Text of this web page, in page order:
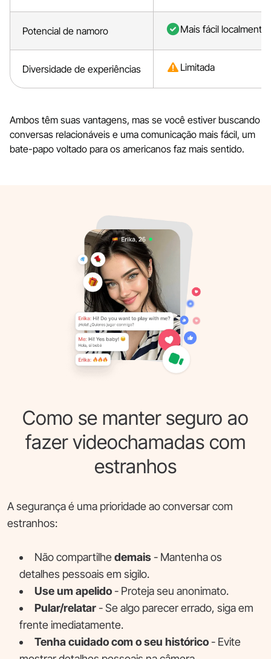
Potencial de namoro Mais fácil localmente
Diversidade de experiências Limitada
Ambos têm suas vantagens, mas se você estiver buscando
conversas relacionáveis e uma comunicação mais fácil, um
bate-papo voltado para os americanos faz mais sentido.
Como se manter seguro ao
fazer videochamadas com
estranhos
A segurança é uma prioridade ao conversar com
estranhos:
Não compartilhe demais - Mantenha os
detalhes pessoais em sigilo.
Use um apelido- Proteja seu anonimato.
Pular/relatar- Se algo parecer errado, siga em
frente imediatamente.
Tenha cuidado com o seu histórico- Evite